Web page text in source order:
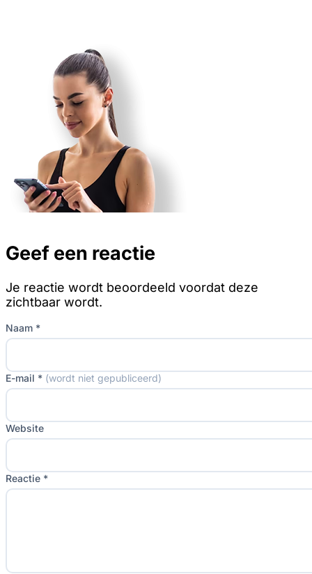
Geef een reactie
Je reactie wordt beoordeeld voordat deze
zichtbaar wordt.
Naam *
E-mail * (wordt niet gepubliceerd)
Website
Reactie *